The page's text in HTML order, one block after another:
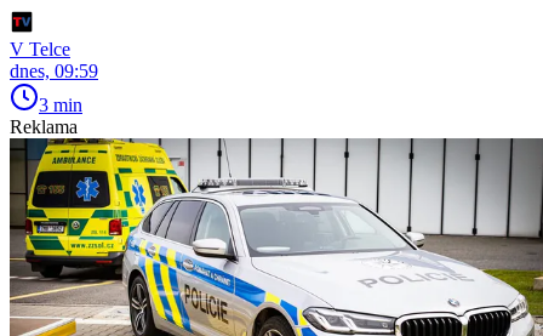
V Telce
dnes, 09:59
3 min
Reklama